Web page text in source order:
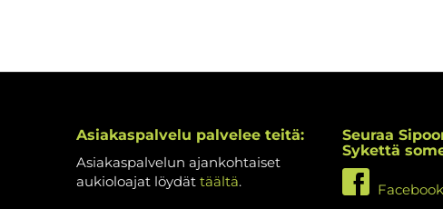
Asiakaspalvelu palvelee teitä:
Asiakaspalvelun ajankohtaiset
aukioloajat löydät täältä.
Seuraa
Sykettä
Facebook